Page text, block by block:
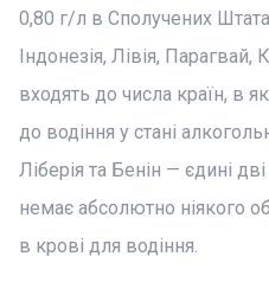
0,80 г/л в Сполучених
Індонезія, Лівія, Парагвай,
входять до числа країн, в
до водіння у стані
Ліберія та Бенін — єдині
немає абсолютно ніякого
в крові для водіння.